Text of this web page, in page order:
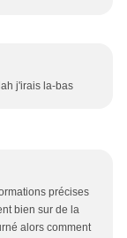
j'irais la-bas
précises
bien sur de la
alors comment